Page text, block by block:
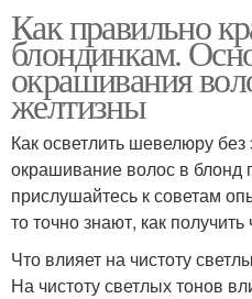
Как правильно
блондинкам.
окрашивания
желтизны
Как осветлить шевелюру
окрашивание волос в блонд
прислушайтесь к советам
то точно знают, как получить
Что влияет на чистоту
На чистоту светлых тонов